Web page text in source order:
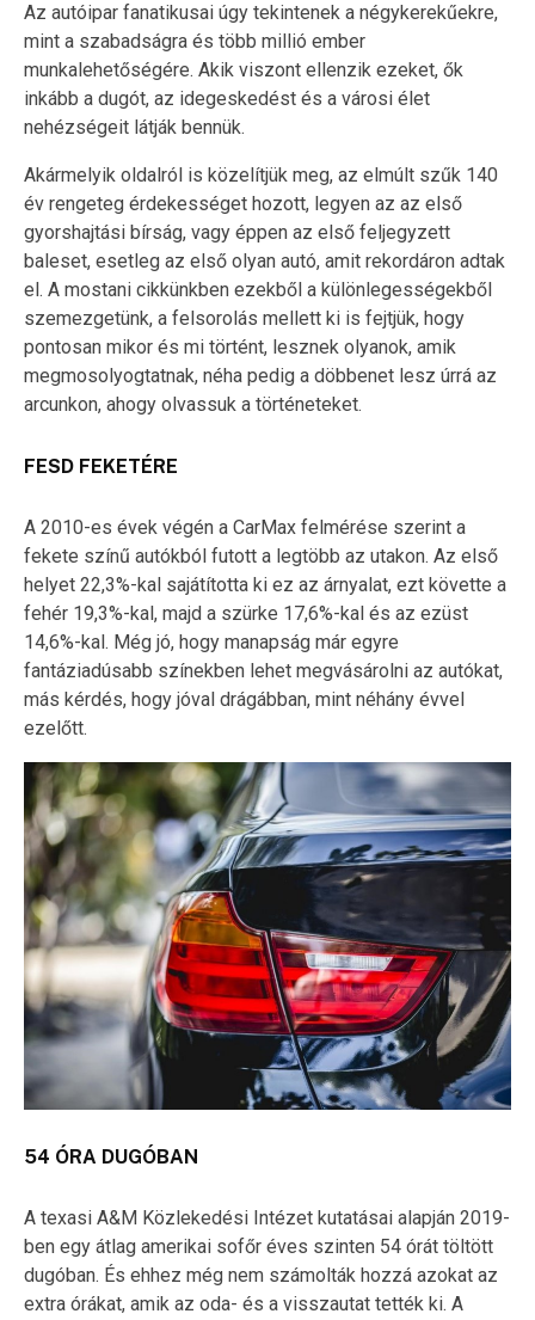
Az autóipar fanatikusai úgy tekintenek a négykerekűekre,
mint a szabadságra és több millió ember
munkalehetőségére. Akik viszont ellenzik ezeket, ők
inkább a dugót, az idegeskedést és a városi élet
nehézségeit látják bennük.
Akármelyik oldalról is közelítjük meg, az elmúlt szűk 140
év rengeteg érdekességet hozott, legyen az az első
gyorshajtási bírság, vagy éppen az első feljegyzett
baleset, esetleg az első olyan autó, amit rekordáron adtak
el. A mostani cikkünkben ezekből a különlegességekből
szemezgetünk, a felsorolás mellett ki is fejtjük, hogy
pontosan mikor és mi történt, lesznek olyanok, amik
megmosolyogtatnak, néha pedig a döbbenet lesz úrrá az
arcunkon, ahogy olvassuk a történeteket.
FESD FEKETÉRE
A 2010-es évek végén a CarMax felmérése szerint a
fekete színű autókból futott a legtöbb az utakon. Az első
helyet 22,3%-kal sajátította ki ez az árnyalat, ezt követte a
fehér 19,3%-kal, majd a szürke 17,6%-kal és az ezüst
14,6%-kal. Még jó, hogy manapság már egyre
fantáziadúsabb színekben lehet megvásárolni az autókat,
más kérdés, hogy jóval drágábban, mint néhány évvel
ezelőtt.
54 ÓRA DUGÓBAN
A texasi A&M Közlekedési Intézet kutatásai alapján 2019-
ben egy átlag amerikai sofőr éves szinten 54 órát töltött
dugóban. És ehhez még nem számolták hozzá azokat az
extra órákat, amik az oda- és a visszautat tették ki. A